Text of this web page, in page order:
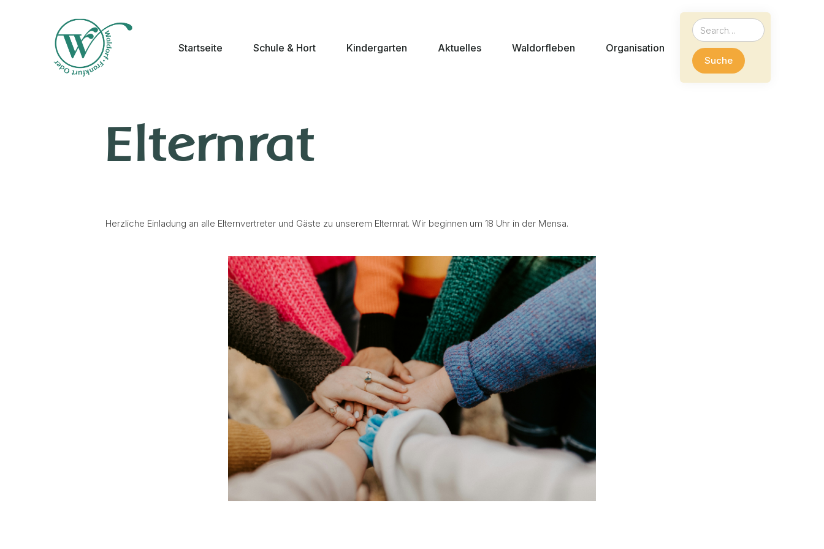
Startseite Schule & Hort Kindergarten Aktuelles Waldorfleben Organisation
Elternrat
Herzliche Einladung an alle Elternvertreter und Gäste zu unserem Elternrat. Wir beginnen um 18 Uhr in der Mensa.